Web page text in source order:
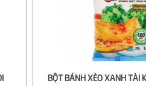
BỘT BÁNH XÈO XANH TÀI